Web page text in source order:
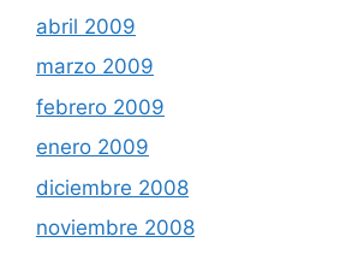
abril 2009
marzo 2009
febrero 2009
enero 2009
diciembre 2008
noviembre 2008